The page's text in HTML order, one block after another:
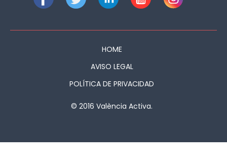
HOME
AVISO LEGAL
POLÍTICA DE PRIVACIDAD
© 2016 València Activa.